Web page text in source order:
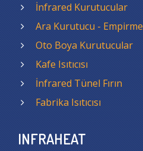
İnfrared Kurutucular
Ara Kurutucu - Empirme
Oto Boya Kurutucular
Kafe Isıtıcısı
İnfrared Tünel Fırın
Fabrika Isıtıcısı
INFRAHEAT